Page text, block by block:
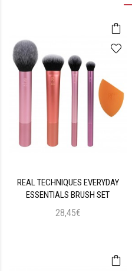
REAL TECHNIQUES EVERYDAY
ESSENTIALS BRUSH SET
28,45€